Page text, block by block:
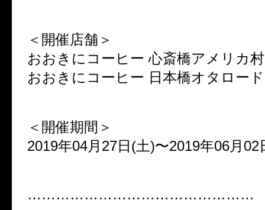
＜開催店舗＞
おおきにコーヒー 心斎橋アメリカ
おおきにコーヒー 日本橋オタロー
＜開催期間＞
2019年04月27日(土)〜2019年06月02
…………………………………………